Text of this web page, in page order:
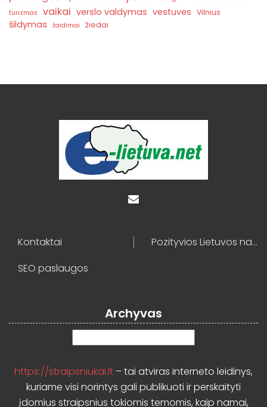
turizmas vaikai verslo valdymas vestuves Vilnius
šildymas žaidimai žiedai
Kontaktai
Pozityvios Lietuvos naujienos
SEO paslaugos
Archyvas
https://straipsniukai.lt – tai atviras interneto leidinys,
kuriame visi norintys gali publikuoti ir perskaityti
įdomius straipsnius tokiomis temomis, kaip namai,